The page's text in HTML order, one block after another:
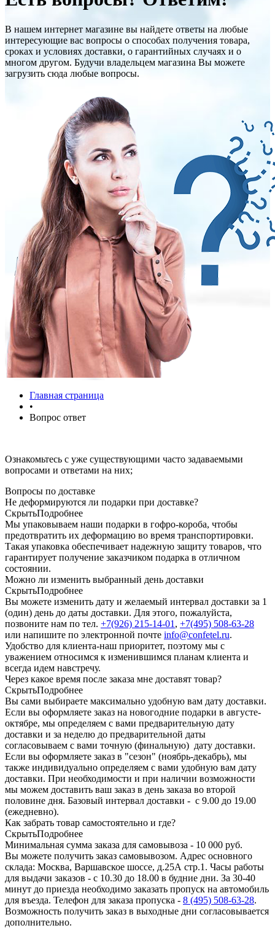
В нашем интернет магазине вы найдете ответы на любые
интересующие вас вопросы о способах получения товара,
сроках и условиях доставки, о гарантийных случаях и о
многом другом. Будучи владельцем магазина Вы можете
загрузить сюда любые вопросы.
Главная страница
•
Вопрос ответ
Ознакомьтесь с уже существующими часто задаваемыми
вопросами и ответами на них;
Вопросы по доставке
Не деформируются ли подарки при доставке?
СкрытьПодробнее
Мы упаковываем наши подарки в гофро-короба, чтобы
предотвратить их деформацию во время транспортировки.
Такая упаковка обеспечивает надежную защиту товаров, что
гарантирует получение заказчиком подарка в отличном
состоянии.
Можно ли изменить выбранный день доставки
СкрытьПодробнее
Вы можете изменить дату и желаемый интервал доставки за 1
(один) день до даты доставки. Для этого, пожалуйста,
позвоните нам по тел. +7(926) 215-14-01 , +7(495) 508-63-28
или напишите по электронной почте info@confetel.ru.
Удобство для клиента-наш приоритет, поэтому мы с
уважением относимся к изменившимся планам клиента и
всегда идем навстречу.
Через какое время после заказа мне доставят товар?
СкрытьПодробнее
Вы сами выбираете максимально удобную вам дату доставки.
Если вы оформляете заказ на новогодние подарки в августе-
октябре, мы определяем с вами предварительную дату
доставки и за неделю до предварительной даты
согласовываем с вами точную (финальную) дату доставки.
Если вы оформляете заказ в "сезон" (ноябрь-декабрь), мы
также индивидуально определяем с вами удобную вам дату
доставки. При необходимости и при наличии возможности
мы можем доставить ваш заказ в день заказа во второй
половине дня. Базовый интервал доставки - с 9.00 до 19.00
(ежедневно).
Как забрать товар самостоятельно и где?
СкрытьПодробнее
Минимальная сумма заказа для самовывоза - 10 000 руб.
Вы можете получить заказ самовывозом. Адрес основного
склада: Москва, Варшавское шоссе, д.25А стр.1. Часы работы
для выдачи заказов - с 10.30 до 18.00 в будние дни. За 30-40
минут до приезда необходимо заказать пропуск на автомобиль
для въезда. Телефон для заказа пропуска - 8 (495) 508-63-28.
Возможность получить заказ в выходные дни согласовывается
дополнительно.